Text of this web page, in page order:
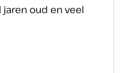
jaren oud en veel